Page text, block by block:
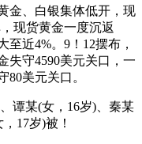
、白银集体低开，现
现货黄金一度沉返
近4%。9！12摆布，
失守4590美元关口，一
80美元关口。
谭某(女，16岁)、秦某
17岁)被！